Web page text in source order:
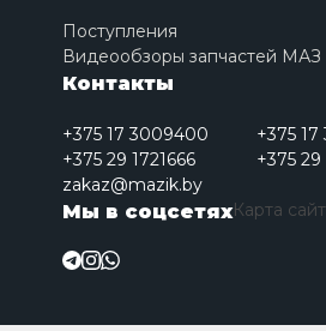
Поступления
Видеообзоры запчастей МАЗ
Контакты
+375 17 3009400
+375
+375 29 1721666
+375
zakaz@mazik.by
Мы в соцсетяхКарта